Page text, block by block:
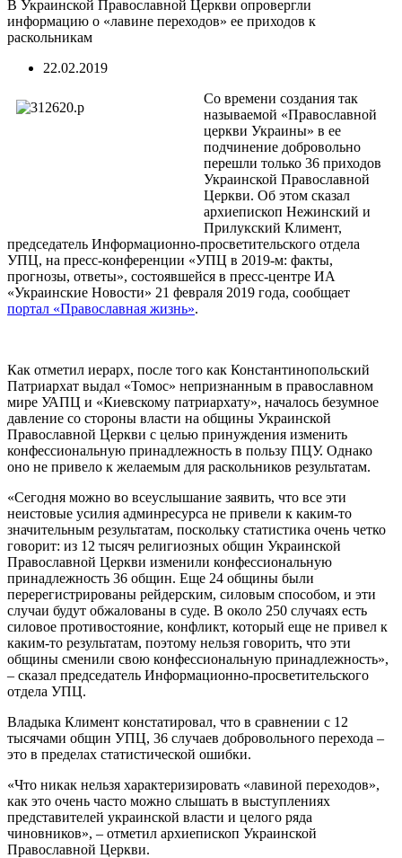
В Украинской Православной Церкви опровергли
информацию о «лавине переходов» ее приходов к
раскольникам
22.02.2019
Со времени создания так
называемой «Православной
церкви Украины» в ее
подчинение добровольно
перешли только 36 приходов
Украинской Православной
Церкви. Об этом сказал
архиепископ Нежинский и
Прилукский Климент,
председатель Информационно-просветительского отдела
УПЦ, на пресс-конференции «УПЦ в 2019-м: факты,
прогнозы, ответы», состоявшейся в пресс-центре ИА
«Украинские Новости» 21 февраля 2019 года, сообщает
портал «Православная жизнь».
Как отметил иерарх, после того как Константинопольский
Патриархат выдал «Томос» непризнанным в православном
мире УАПЦ и «Киевскому патриархату», началось безумное
давление со стороны власти на общины Украинской
Православной Церкви с целью принуждения изменить
конфессиональную принадлежность в пользу ПЦУ. Однако
оно не привело к желаемым для раскольников результатам.
«Сегодня можно во всеуслышание заявить, что все эти
неистовые усилия админресурса не привели к каким-то
значительным результатам, поскольку статистика очень четко
говорит: из 12 тысяч религиозных общин Украинской
Православной Церкви изменили конфессиональную
принадлежность 36 общин. Еще 24 общины были
перерегистрированы рейдерским, силовым способом, и эти
случаи будут обжалованы в суде. В около 250 случаях есть
силовое противостояние, конфликт, который еще не привел к
каким-то результатам, поэтому нельзя говорить, что эти
общины сменили свою конфессиональную принадлежность»,
– сказал председатель Информационно-просветительского
отдела УПЦ.
Владыка Климент констатировал, что в сравнении с 12
тысячами общин УПЦ, 36 случаев добровольного перехода –
это в пределах статистической ошибки.
«Что никак нельзя характеризировать «лавиной переходов»,
как это очень часто можно слышать в выступлениях
представителей украинской власти и целого ряда
чиновников», – отметил архиепископ Украинской
Православной Церкви.